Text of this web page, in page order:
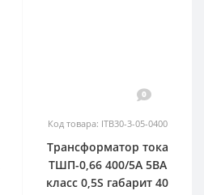
0
Код товара: ITB30-3-05-0400
Трансформатор тока
ТШП-0,66 400/5А 5ВА
класс 0,5S габарит 40